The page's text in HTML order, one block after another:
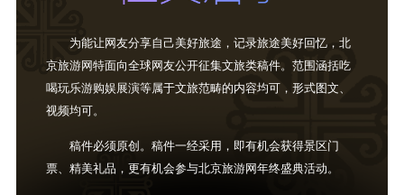
为能让网友分享自己美好旅途，记录旅途美好回忆，北
京旅游网特面向全球网友公开征集文旅类稿件。范围涵括吃
喝玩乐游购娱展演等属于文旅范畴的内容均可，形式图文、
视频均可。
稿件必须原创。稿件一经采用，即有机会获得景区门
票、精美礼品，更有机会参与北京旅游网年终盛典活动。